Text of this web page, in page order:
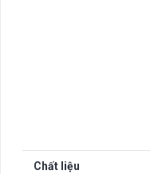
Chất liệu